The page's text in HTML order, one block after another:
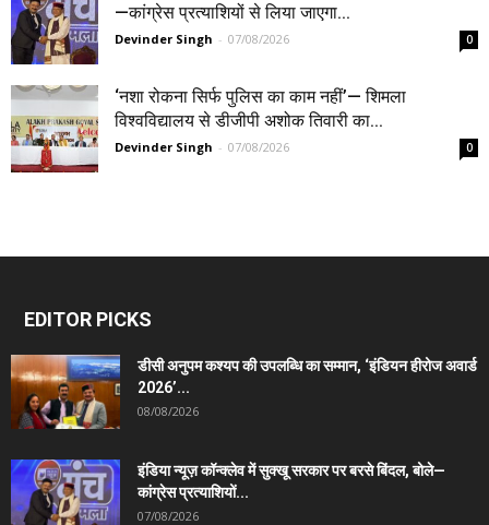
—कांग्रेस प्रत्याशियों से लिया जाएगा...
Devinder Singh - 07/08/2026 0
‘नशा रोकना सिर्फ पुलिस का काम नहीं’— शिमला
विश्वविद्यालय से डीजीपी अशोक तिवारी का...
Devinder Singh - 07/08/2026 0
EDITOR PICKS
डीसी अनुपम कश्यप की उपलब्धि का सम्मान, ‘इंडियन हीरोज अवार्ड
2026’...
08/08/2026
इंडिया न्यूज़ कॉन्क्लेव में सुक्खू सरकार पर बरसे बिंदल, बोले—
कांग्रेस प्रत्याशियों...
07/08/2026